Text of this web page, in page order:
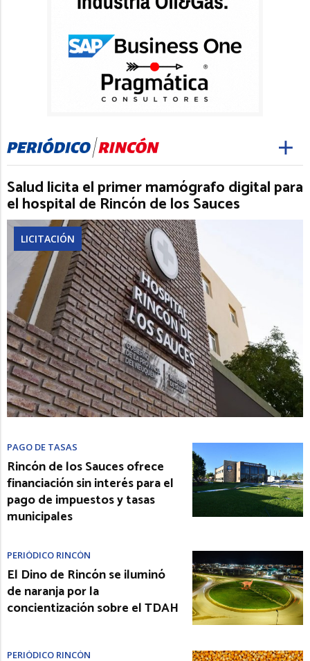
Salud licita el primer mamógrafo digital para
el hospital de Rincón de los Sauces
LICITACIÓN
PAGO DE TASAS
Rincón de los Sauces ofrece
financiación sin interés para el
pago de impuestos y tasas
municipales
PERIÓDICO RINCÓN
El Dino de Rincón se iluminó
de naranja por la
concientización sobre el TDAH
PERIÓDICO RINCÓN